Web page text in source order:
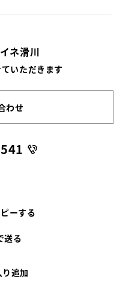
ネ滑川
いただきます
わせ
ーする
送る
追加